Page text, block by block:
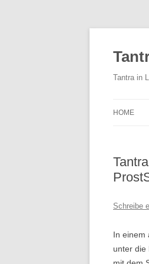
Tantra in
HOME
Schreibe
In einem
unter die